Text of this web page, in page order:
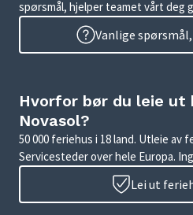
spørsmål, hjelper teamet vårt deg
Vanlige
Hvorfor bør du leie
Novasol?
50 000 feriehus i 18 land. Utleie av
Servicesteder over hele Europa.
Lei ut